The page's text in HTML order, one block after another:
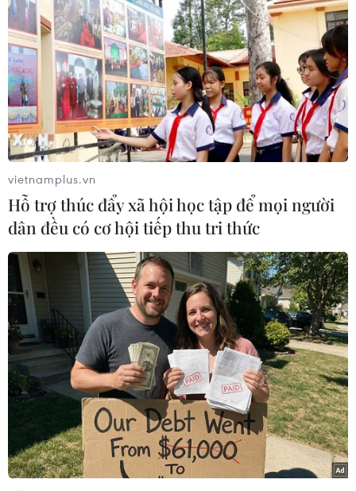
Thí sinh tham gia kỳ thi tuyển sinh lớp 10 công lập tại Thành phố
Hồ Chí Minh. (Ảnh: Thu Hoài/TTXVN)
Ngày 28/7, Sở Giáo dục và Đào tạo Thành phố Hồ
Chí Minh công bố thông tin tuyển sinh bổ sung
lớp 10 năm học 2025-2026 vào các trường trung
học phổ thông công lập chưa tuyển đủ chỉ tiêu
thuộc khu vực 1 (Thành phố Hồ Chí Minh cũ).
Thành phố có 37 trường sẽ tổ chức tuyển sinh
bổ sung 2.340 chỉ tiêu lớp 10. Trong số đó, một
số trường tuyển bổ sung nhiều chỉ tiêu như
Trung học phổ thông Trung Lập 262 chỉ tiêu,
Trung học phổ thông Phong Phú 207 chỉ tiêu,
Trung học phổ thông Nguyễn Văn Tăng 181 chỉ
tiêu, Trung học phổ thông Ngô Gia Tự 150 chỉ
tiêu, Trung học phổ thông An Nhơn Tây 100 chỉ
tiêu...
Đáng chú ý, Trường Trung học cơ sở-Trung học
phổ thông Trần Đại Nghĩa (trường có điểm
chuẩn cao nhất thành phố) cũng tuyển bổ sung
vietnamplus.vn
Hỗ trợ thúc đẩy xã hội học tập để mọi người
dân đều có cơ hội tiếp thu tri thức